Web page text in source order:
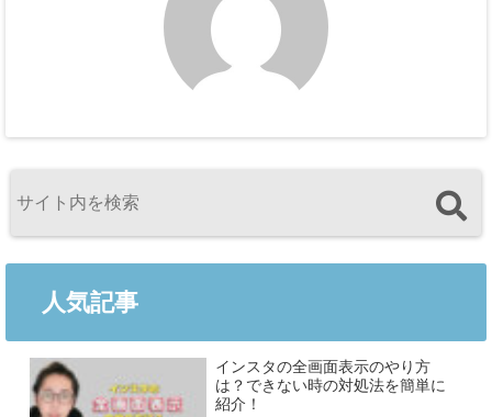
人気記事
インスタの全画面表示のやり方
は？できない時の対処法を簡単に
紹介！